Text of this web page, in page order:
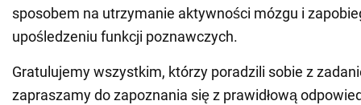
sposobem na utrzymanie aktywności mózgu i
upośledzeniu funkcji poznawczych.
Gratulujemy wszystkim, którzy poradzili sobie z
zapraszamy do zapoznania się z prawidłową